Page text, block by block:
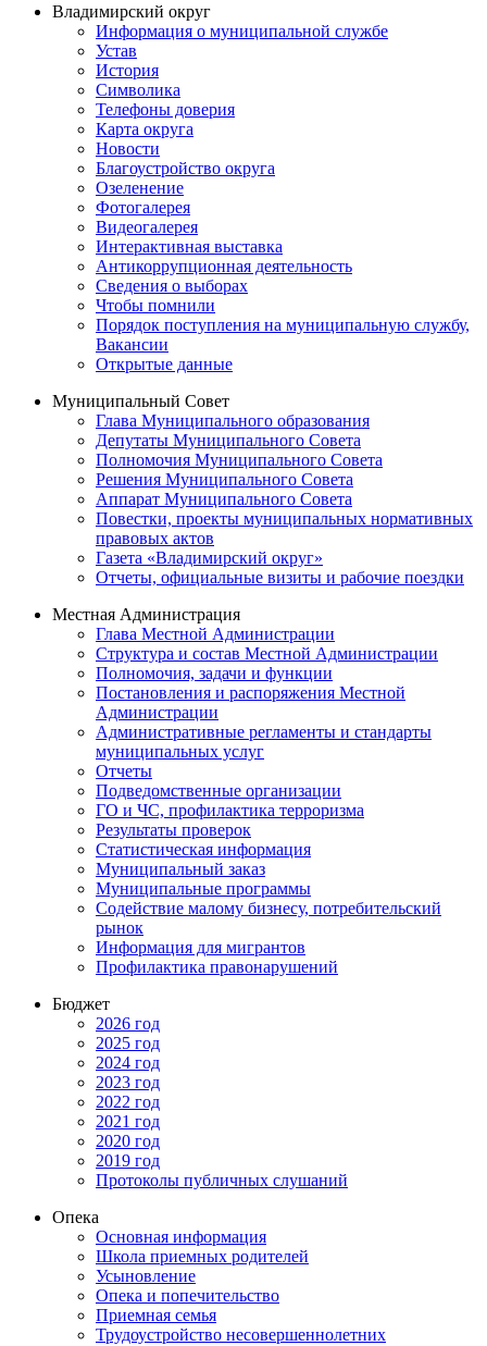
Владимирский округ
Информация о муниципальной службе
Устав
История
Символика
Телефоны доверия
Карта округа
Новости
Благоустройство округа
Озеленение
Фотогалерея
Видеогалерея
Интерактивная выставка
Антикоррупционная деятельность
Сведения о выборах
Чтобы помнили
Порядок поступления на муниципальную службу,
Вакансии
Открытые данные
Муниципальный Совет
Глава Муниципального образования
Депутаты Муниципального Совета
Полномочия Муниципального Совета
Решения Муниципального Совета
Аппарат Муниципального Совета
Повестки, проекты муниципальных нормативных
правовых актов
Газета «Владимирский округ»
Отчеты, официальные визиты и рабочие поездки
Местная Администрация
Глава Местной Администрации
Структура и состав Местной Администрации
Полномочия, задачи и функции
Постановления и распоряжения Местной
Администрации
Административные регламенты и стандарты
муниципальных услуг
Отчеты
Подведомственные организации
ГО и ЧС, профилактика терроризма
Результаты проверок
Статистическая информация
Муниципальный заказ
Муниципальные программы
Содействие малому бизнесу, потребительский
рынок
Информация для мигрантов
Профилактика правонарушений
Бюджет
2026 год
2025 год
2024 год
2023 год
2022 год
2021 год
2020 год
2019 год
Протоколы публичных слушаний
Опека
Основная информация
Школа приемных родителей
Усыновление
Опека и попечительство
Приемная семья
Трудоустройство несовершеннолетних